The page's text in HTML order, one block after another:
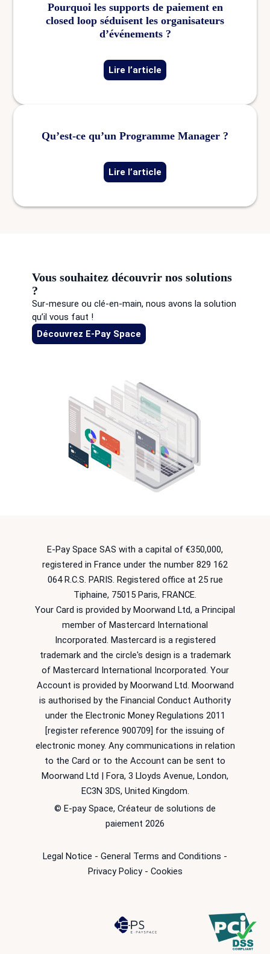
Pourquoi les supports de paiement en
closed loop séduisent les organisateurs
d’événements ?
Lire l’article
Qu’est-ce qu’un Programme Manager ?
Lire l’article
Vous souhaitez découvrir nos solutions
?
Sur-mesure ou clé-en-main, nous avons la solution
qu’il vous faut !
Découvrez E-Pay Space
E-Pay Space SAS with a capital of €350,000,
registered in France under the number 829 162
064 R.C.S. PARIS. Registered office at 25 rue
Tiphaine, 75015 Paris, FRANCE.
Your Card is provided by Moorwand Ltd, a Principal
member of Mastercard International
Incorporated. Mastercard is a registered
trademark and the circle's design is a trademark
of Mastercard International Incorporated. Your
Account is provided by Moorwand Ltd. Moorwand
is authorised by the Financial Conduct Authority
under the Electronic Money Regulations 2011
[register reference 900709] for the issuing of
electronic money. Any communications in relation
to the Card or to the Account can be sent to
Moorwand Ltd | Fora, 3 Lloyds Avenue, London,
EC3N 3DS, United Kingdom.
© E-pay Space, Créateur de solutions de
paiement 2026
Legal Notice - General Terms and Conditions -
Privacy Policy- Cookies